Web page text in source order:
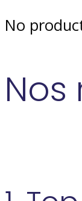
No